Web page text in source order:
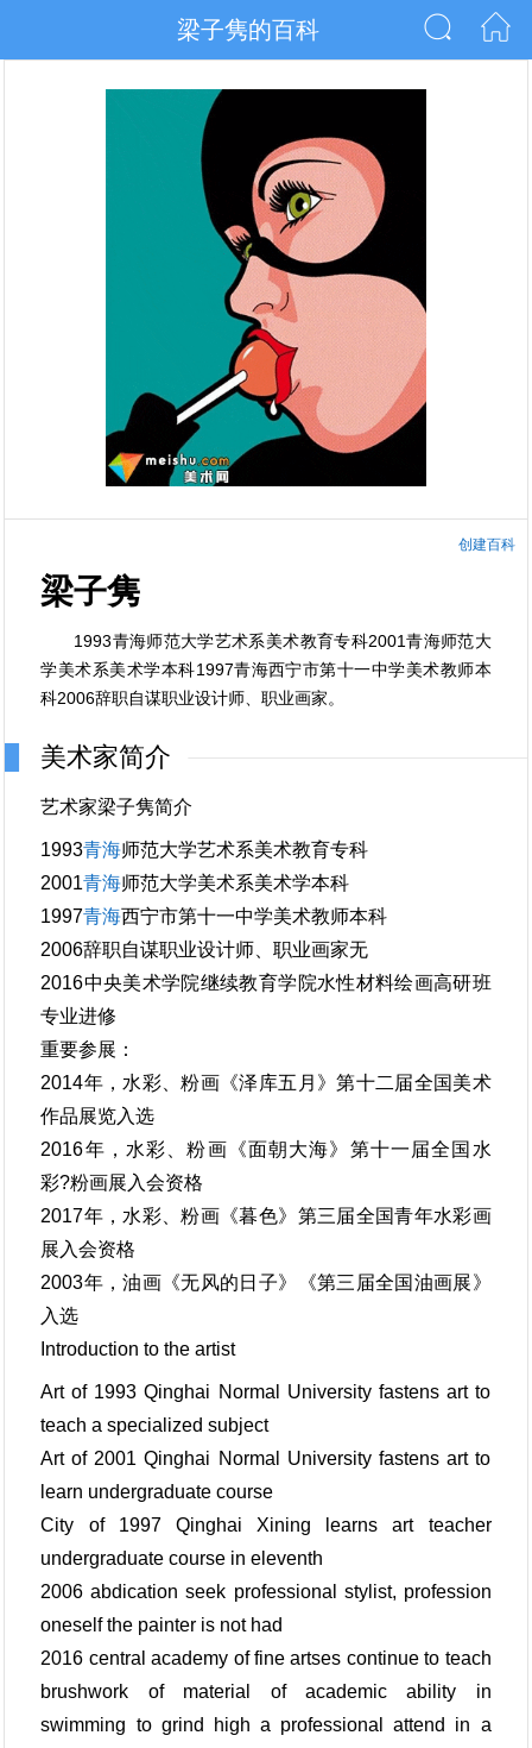
梁子隽的百科
创建百科
梁子隽
1993青海师范大学艺术系美术教育专科2001青海师范大
学美术系美术学本科1997青海西宁市第十一中学美术教师本
科2006辞职自谋职业设计师、职业画家。
美术家简介
艺术家梁子隽简介
1993青海师范大学艺术系美术教育专科
2001青海师范大学美术系美术学本科
1997青海西宁市第十一中学美术教师本科
2006辞职自谋职业设计师、职业画家无
2016中央美术学院继续教育学院水性材料绘画高研班
专业进修
重要参展：
2014年，水彩、粉画《泽库五月》第十二届全国美术
作品展览入选
2016年，水彩、粉画《面朝大海》第十一届全国水
彩?粉画展入会资格
2017年，水彩、粉画《暮色》第三届全国青年水彩画
展入会资格
2003年，油画《无风的日子》《第三届全国油画展》
入选
Introduction to the artist
Art of 1993 Qinghai Normal University fastens art to
teach a specialized subject
Art of 2001 Qinghai Normal University fastens art to
learn undergraduate course
City of 1997 Qinghai Xining learns art teacher
undergraduate course in eleventh
2006 abdication seek professional stylist, profession
oneself the painter is not had
2016 central academy of fine artses continue to teach
brushwork of material of academic ability in
swimming to grind high a professional attend in a